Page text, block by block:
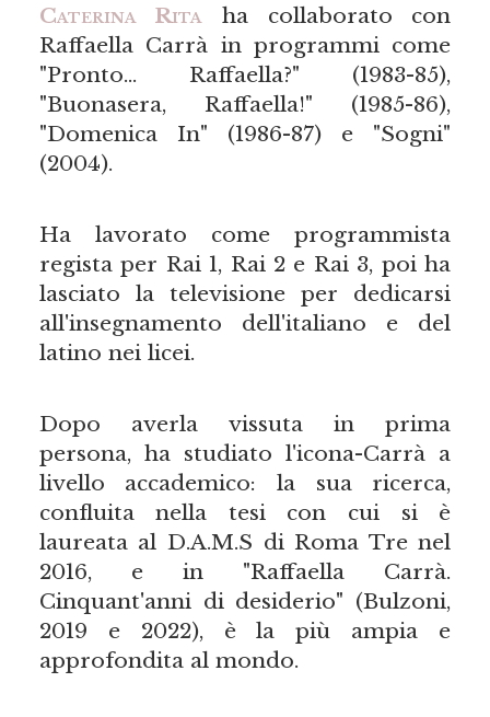
Caterina Rita ha collaborato con
Raffaella Carrà in programmi come
"Pronto… Raffaella?" (1983-85),
"Buonasera, Raffaella!" (1985-86),
"Domenica In" (1986-87) e "Sogni"
(2004).
Ha lavorato come programmista
regista per Rai 1, Rai 2 e Rai 3, poi ha
lasciato la televisione per dedicarsi
all'insegnamento dell'italiano e del
latino nei licei.
Dopo averla vissuta in prima
persona, ha studiato l'icona-Carrà a
livello accademico: la sua ricerca,
confluita nella tesi con cui si è
laureata al D.A.M.S di Roma Tre nel
2016, e in "Raffaella Carrà.
Cinquant'anni di desiderio" (Bulzoni,
2019 e 2022), è la più ampia e
approfondita al mondo.